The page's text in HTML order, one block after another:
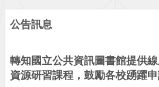
公告訊息
轉知國立公共資訊圖書館提供
資源研習課程，鼓勵各校踴躍